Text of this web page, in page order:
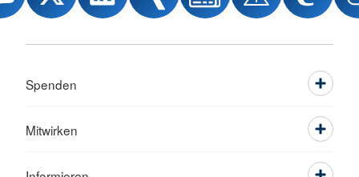
Spenden
Mitwirken